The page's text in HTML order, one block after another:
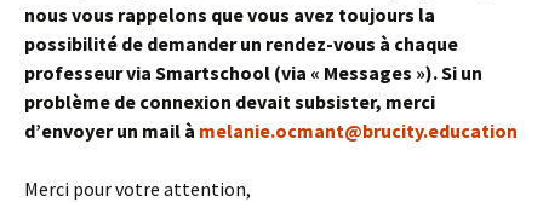
nous vous rappelons que vous avez toujours la
possibilité de demander un rendez-vous à chaque
professeur via Smartschool (via « Messages »). Si un
problème de connexion devait subsister, merci
d’envoyer un mail à melanie.ocmant@brucity.education
Merci pour votre attention,